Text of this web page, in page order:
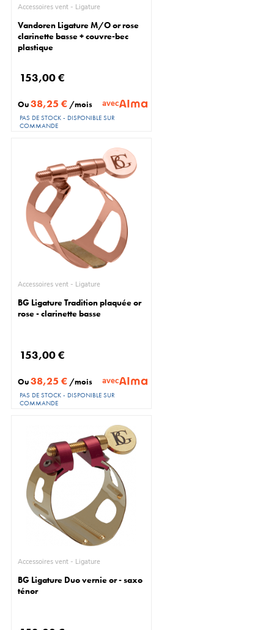
Accessoires vent - Ligature
Vandoren Ligature M/O or rose
clarinette basse + couvre-bec
plastique
153,00 €
Ou38,25 € /mois avec
PAS DE STOCK - DISPONIBLE SUR
COMMANDE
Accessoires vent - Ligature
BG Ligature Tradition plaquée or
rose - clarinette basse
153,00 €
Ou38,25 € /mois avec
PAS DE STOCK - DISPONIBLE SUR
COMMANDE
Accessoires vent - Ligature
BG Ligature Duo vernie or - saxo
ténor